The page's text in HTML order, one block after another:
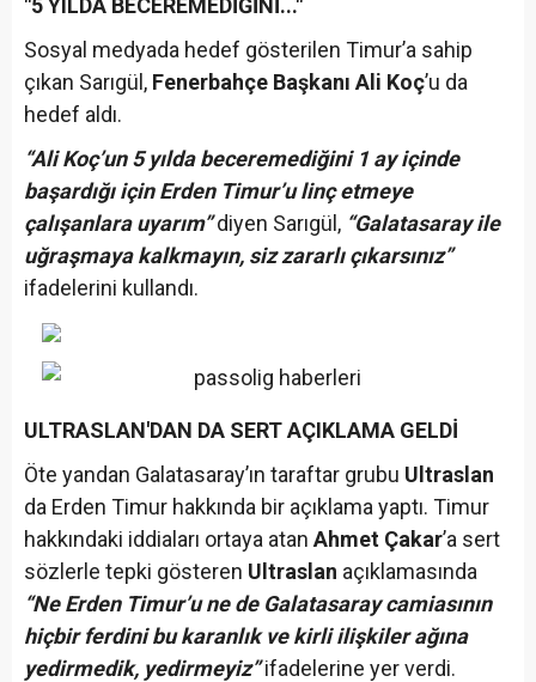
"5 YILDA BECEREMEDİĞİNİ..."
Sosyal medyada hedef gösterilen Timur’a sahip
çıkan Sarıgül, Fenerbahçe Başkanı Ali Koç’u da
hedef aldı.
“Ali Koç’un 5 yılda beceremediğini 1 ay içinde
başardığı için Erden Timur’u linç etmeye
çalışanlara uyarım” diyen Sarıgül, “Galatasaray ile
uğraşmaya kalkmayın, siz zararlı çıkarsınız”
ifadelerini kullandı.
ULTRASLAN'DAN DA SERT AÇIKLAMA GELDİ
Öte yandan Galatasaray’ın taraftar grubu Ultraslan
da Erden Timur hakkında bir açıklama yaptı. Timur
hakkındaki iddiaları ortaya atan Ahmet Çakar’a sert
sözlerle tepki gösteren Ultraslan açıklamasında
“Ne Erden Timur’u ne de Galatasaray camiasının
hiçbir ferdini bu karanlık ve kirli ilişkiler ağına
yedirmedik, yedirmeyiz”ifadelerine yer verdi.